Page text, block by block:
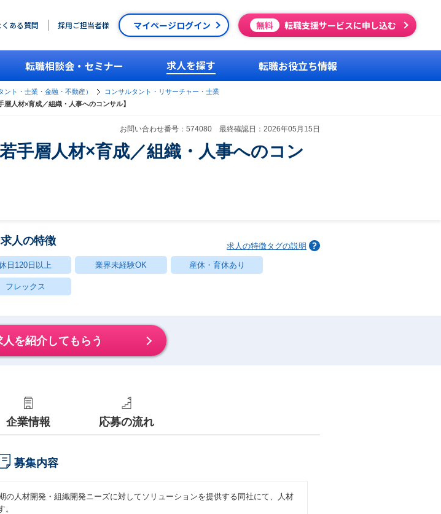
くある質問 採用ご担当者様 マイページログイン 無料 転職支援サービスに申し込む
転職相談会・セミナー 求人を探す 転職お役立ち情報
ント・士業・金融・不動産）
コンサルタント・リサーチャー・士業
層人材×育成／組織・人事へのコンサル】
お問い合わせ番号：574080 最終確認日：2026年05月15日
手層人材×育成／組織・人事へのコン
求人の特徴 求人の特徴タグの説明
日120日以上 業界未経験OK 産休・育休あり
フレックス
人を紹介してもらう
企業情報 応募の流れ
募集内容
人材開発・組織開発ニーズに対してソリューションを提供する同社にて、人材